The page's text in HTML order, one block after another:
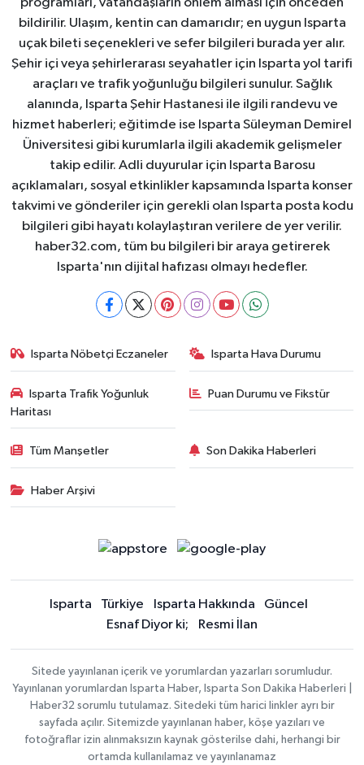
programları, vatandaşların önlem alması için önceden
bildirilir. Ulaşım, kentin can damarıdır; en uygun Isparta
uçak bileti seçenekleri ve sefer bilgileri burada yer alır.
Şehir içi veya şehirlerarası seyahatler için Isparta yol tarifi
araçları ve trafik yoğunluğu bilgileri sunulur. Sağlık
alanında, Isparta Şehir Hastanesi ile ilgili randevu ve
hizmet haberleri; eğitimde ise Isparta Süleyman Demirel
Üniversitesi gibi kurumlarla ilgili akademik gelişmeler
takip edilir. Adli duyurular için Isparta Barosu
açıklamaları, sosyal etkinlikler kapsamında Isparta konser
takvimi ve gönderiler için gerekli olan Isparta posta kodu
bilgileri gibi hayatı kolaylaştıran verilere de yer verilir.
haber32.com, tüm bu bilgileri bir araya getirerek
Isparta'nın dijital hafızası olmayı hedefler.
Isparta Nöbetçi Eczaneler Isparta Hava Durumu
Isparta Trafik Yoğunluk
Haritası
Puan Durumu ve Fikstür
Tüm Manşetler Son Dakika Haberleri
Haber Arşivi
Isparta Türkiye Isparta Hakkında
Güncel
Esnaf Diyor ki;
Resmi İlan
Sitede yayınlanan içerik ve yorumlardan yazarları sorumludur.
Yayınlanan yorumlardan Isparta Haber, Isparta Son Dakika Haberleri |
Haber32 sorumlu tutulamaz. Sitedeki tüm harici linkler ayrı bir
sayfada açılır. Sitemizde yayınlanan haber, köşe yazıları ve
fotoğraflar izin alınmaksızın kaynak gösterilse dahi, herhangi bir
ortamda kullanılamaz ve yayınlanamaz